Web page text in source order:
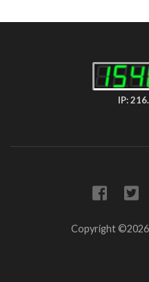
IP:
Copyright ©2026